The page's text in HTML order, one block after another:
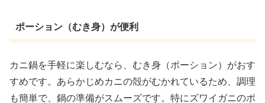
ポーション（むき身）が便利
カニ鍋を手軽に楽しむなら、むき身（ポーション）がおす
すめです。あらかじめカニの殻がむかれているため、調理
も簡単で、鍋の準備がスムーズです。特にズワイガニのポ